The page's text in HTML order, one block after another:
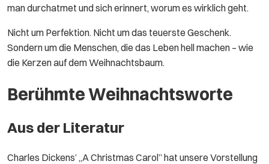
man durchatmet und sich erinnert, worum es wirklich geht.
Nicht um Perfektion. Nicht um das teuerste Geschenk.
Sondern um die Menschen, die das Leben hell machen – wie
die Kerzen auf dem Weihnachtsbaum.
Berühmte Weihnachtsworte
Aus der Literatur
Charles Dickens’ „A Christmas Carol” hat unsere Vorstellung